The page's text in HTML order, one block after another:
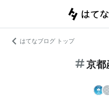
はてなブログ トップ
京都